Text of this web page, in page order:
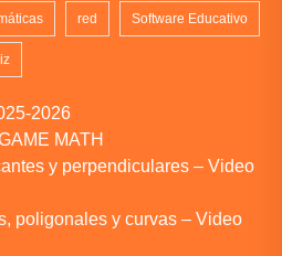
red Software Educativo
2026
MATH
y perpendiculares – Video
poligonales y curvas – Video